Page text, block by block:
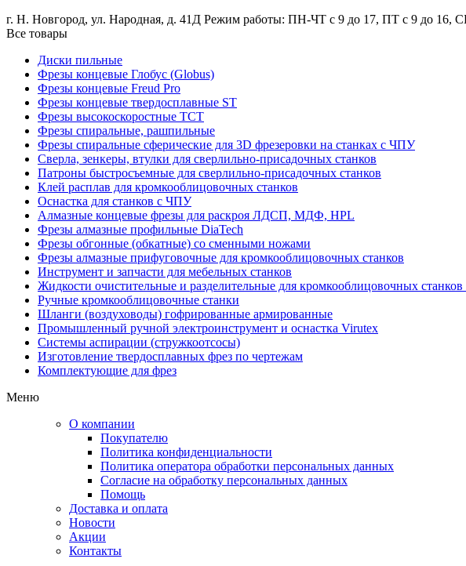
г. Н. Новгород, ул. Народная, д. 41Д Режим работы: ПН-ЧТ с 9 до 17, ПТ с 9 до 16,
Все товары
Диски пильные
Фрезы концевые Глобус (Globus)
Фрезы концевые Freud Pro
Фрезы концевые твердосплавные ST
Фрезы высокоскоростные ТСТ
Фрезы спиральные, рашпильные
Фрезы спиральные сферические для 3D фрезеровки на станках с ЧПУ
Сверла, зенкеры, втулки для сверлильно-присадочных станков
Патроны быстросъемные для сверлильно-присадочных станков
Клей расплав для кромкооблицовочных станков
Оснастка для станков с ЧПУ
Алмазные концевые фрезы для раскроя ЛДСП, МДФ, HPL
Фрезы алмазные профильные DiaTech
Фрезы обгонные (обкатные) со сменными ножами
Фрезы алмазные прифуговочные для кромкооблицовочных станков
Инструмент и запчасти для мебельных станков
Жидкости очистительные и разделительные для кромкооблицовочных станков
Ручные кромкооблицовочные станки
Шланги (воздуховоды) гофрированные армированные
Промышленный ручной электроинструмент и оснастка Virutex
Системы аспирации (стружкоотсосы)
Изготовление твердосплавных фрез по чертежам
Комплектующие для фрез
Меню
О компании
Покупателю
Политика конфиденциальности
Политика оператора обработки персональных данных
Согласие на обработку персональных данных
Помощь
Доставка и оплата
Новости
Акции
Контакты